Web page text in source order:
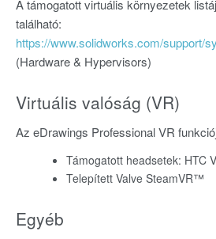
A támogatott virtuális környezetek
található:
https://www.solidworks.com/support/
(Hardware & Hypervisors)
Virtuális valóság (VR)
Az eDrawings Professional VR
Támogatott headsetek: HTC
Telepített Valve SteamVR™
Egyéb